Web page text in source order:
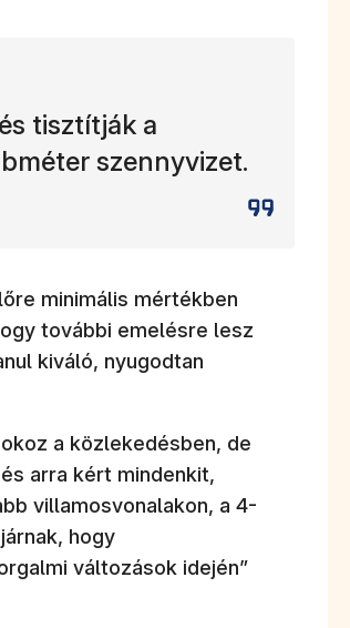
tisztítják a
szennyvizet.
minimális mértékben
további emelésre lesz
kiváló, nyugodtan
a közlekedésben, de
arra kért mindenkit,
villamosvonalakon, a 4-
hogy
változások idején”